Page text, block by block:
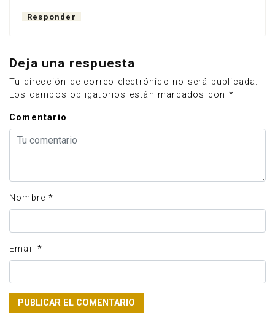
Responder
Deja una respuesta
Tu dirección de correo electrónico no será publicada.
Los campos obligatorios están marcados con *
Comentario
Nombre *
Email *